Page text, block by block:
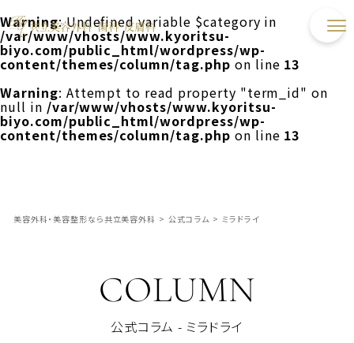
Warning: Undefined variable $category in
/var/www/vhosts/www.kyoritsu-
biyo.com/public_html/wordpress/wp-
content/themes/column/tag.php on line 13
Warning: Attempt to read property "term_id" on
null in /var/www/vhosts/www.kyoritsu-
biyo.com/public_html/wordpress/wp-
content/themes/column/tag.php on line 13
美容外科・美容整形なら共立美容外科 > 公式コラム > ミラドライ
COLUMN
公式コラム - ミラドライ